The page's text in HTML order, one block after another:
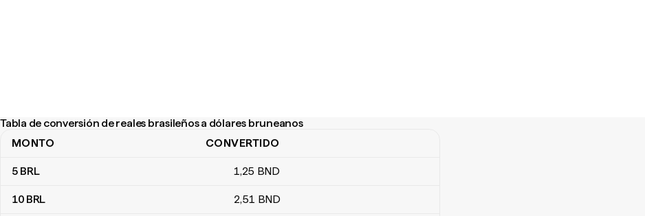
Tabla de conversión de reales brasileños a dólares bruneanos
Tabla de conversión de reales brasileños a dólares bruneanos
MONTO CONVERTIDO
5 BRL 1,25 BND
10 BRL 2,51 BND